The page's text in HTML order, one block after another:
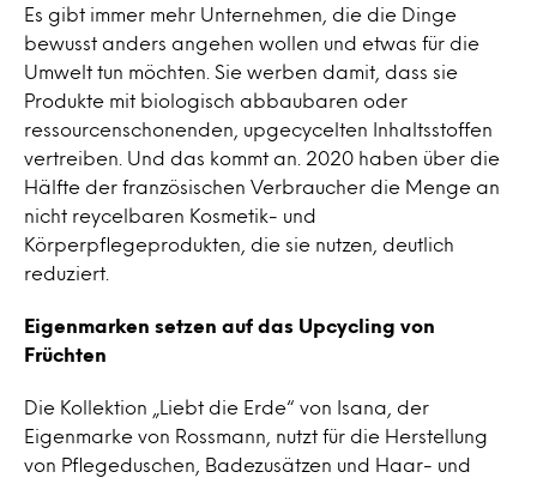
Es gibt immer mehr Unternehmen, die die Dinge
bewusst anders angehen wollen und etwas für die
Umwelt tun möchten. Sie werben damit, dass sie
Produkte mit biologisch abbaubaren oder
ressourcenschonenden, upgecycelten Inhaltsstoffen
vertreiben. Und das kommt an. 2020 haben über die
Hälfte der französischen Verbraucher die Menge an
nicht reycelbaren Kosmetik- und
Körperpflegeprodukten, die sie nutzen, deutlich
reduziert.
Eigenmarken setzen auf das Upcycling von
Früchten
Die Kollektion „Liebt die Erde“ von Isana, der
Eigenmarke von Rossmann, nutzt für die Herstellung
von Pflegeduschen, Badezusätzen und Haar- und